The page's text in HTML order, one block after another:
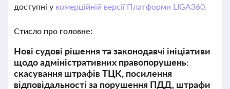
доступні у комерційній версії Платформи LIGA360.
Стисло про головне:
Нові судові рішення та законодавчі ініціативи
щодо адміністративних правопорушень:
скасування штрафів ТЦК, посилення
відповідальності за порушення ПДД, штрафи